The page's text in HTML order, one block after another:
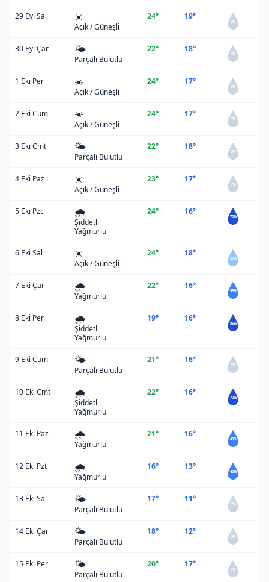
29 Eyl Sal ☀️
Açık / Güneşli
24° 19°
0%
30 Eyl Çar 🌤️
Parçalı Bulutlu
22° 18°
0%
1 Eki Per ☀️
Açık / Güneşli
24° 17°
0%
2 Eki Cum ☀️
Açık / Güneşli
24° 17°
0%
3 Eki Cmt 🌤️
Parçalı Bulutlu
22° 18°
0%
4 Eki Paz ☀️
Açık / Güneşli
23° 17°
0%
5 Eki Pzt 🌧️
Şiddetli
Yağmurlu
24° 16°
70%
6 Eki Sal ☀️
Açık / Güneşli
24° 18°
20%
7 Eki Çar 🌧️
Yağmurlu
22° 16°
55%
8 Eki Per 🌧️
Şiddetli
Yağmurlu
19° 16°
85%
9 Eki Cum 🌤️
Parçalı Bulutlu
21° 16°
0%
10 Eki Cmt 🌧️
Şiddetli
Yağmurlu
22° 16°
70%
11 Eki Paz 🌧️
Yağmurlu
21° 16°
40%
12 Eki Pzt 🌧️
Yağmurlu
16° 13°
40%
13 Eki Sal 🌤️
Parçalı Bulutlu
17° 11°
0%
14 Eki Çar 🌤️
Parçalı Bulutlu
18° 12°
0%
15 Eki Per 🌤️
Parçalı Bulutlu
20° 17°
0%